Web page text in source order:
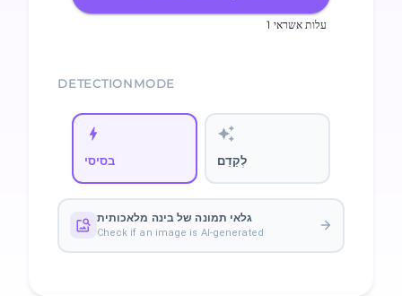
1 עלות אשראי
DETECTIONMODE
בסיסי לְקַדֵם
גלאי תמונה של בינה מלאכותית
Check if an image is AI-generated